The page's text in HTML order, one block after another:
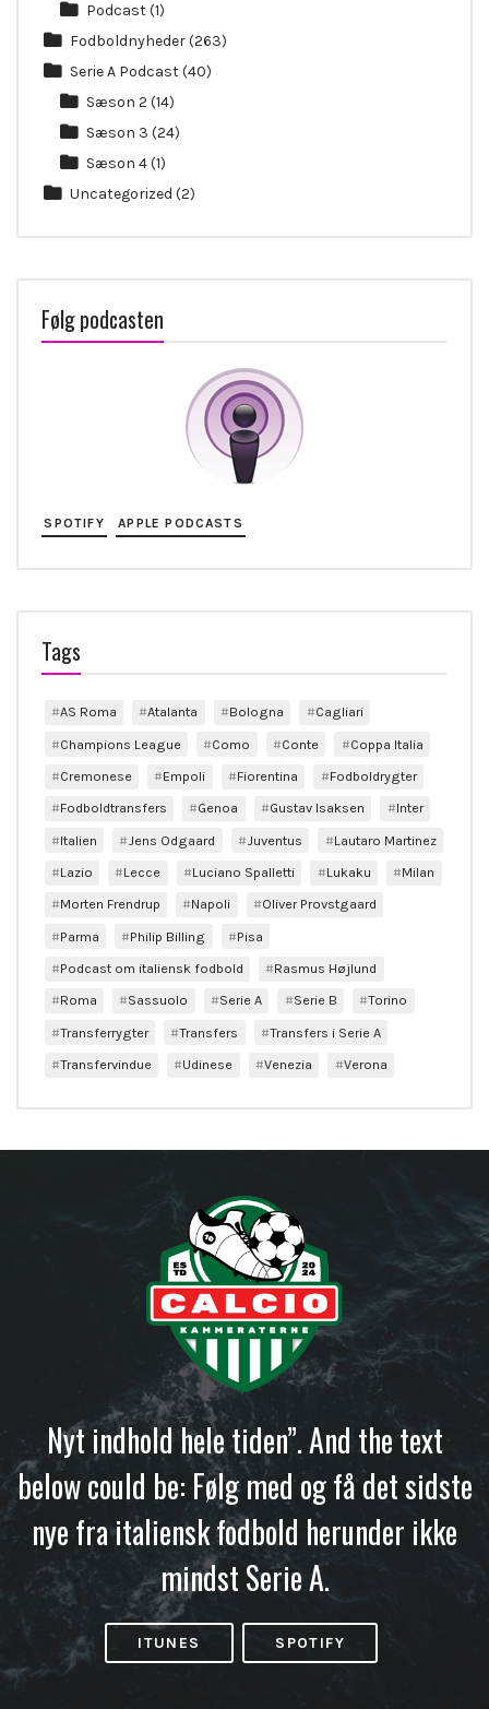
Podcast(1)
Fodboldnyheder(263)
Serie A Podcast(40)
Sæson 2 (14)
Sæson 3 (24)
Sæson 4(1)
Uncategorized (2)
Følg podcasten
SPOTIFY APPLE PODCASTS
Tags
AS Roma Atalanta Bologna
Cagliari
Champions League
Como Conte
Coppa Italia
Cremonese
Empoli Fiorentina
Fodboldrygter
Fodboldtransfers
Genoa Gustav Isaksen
Inter
Italien
Jens Odgaard Juventus
Lautaro Martinez
Lazio
Lecce Luciano Spalletti Lukaku
Milan
Morten Frendrup
Napoli
Oliver Provstgaard
Parma
Philip Billing
Pisa
Podcast om italiensk fodbold
Rasmus Højlund
Roma
Sassuolo Serie A Serie B
Torino
Transferrygter
Transfers
Transfers i Serie A
Transfervindue
Udinese Venezia Verona
Nyt indhold hele tiden”. And the text
below could be: Følg med og få det sidste
nye fra italiensk fodbold herunder ikke
mindst Serie A.
ITUNES SPOTIFY